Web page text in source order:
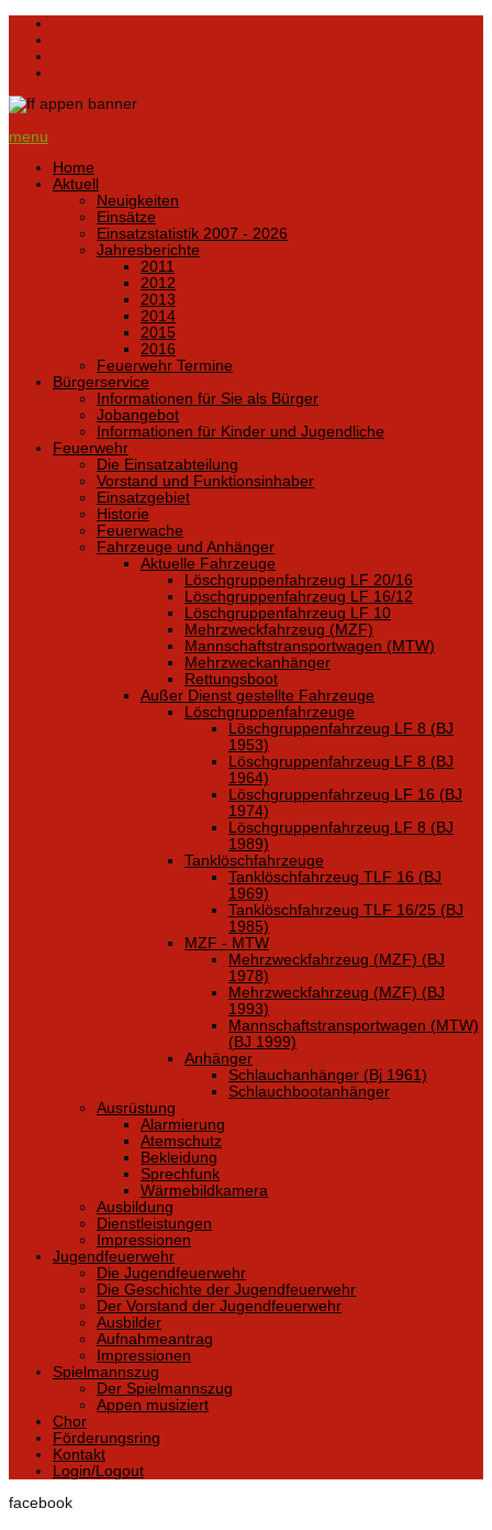
menu
Home
Aktuell
Neuigkeiten
Einsätze
Einsatzstatistik 2007 - 2026
Jahresberichte
2011
2012
2013
2014
2015
2016
Feuerwehr Termine
Bürgerservice
Informationen für Sie als Bürger
Jobangebot
Informationen für Kinder und Jugendliche
Feuerwehr
Die Einsatzabteilung
Vorstand und Funktionsinhaber
Einsatzgebiet
Historie
Feuerwache
Fahrzeuge und Anhänger
Aktuelle Fahrzeuge
Löschgruppenfahrzeug LF 20/16
Löschgruppenfahrzeug LF 16/12
Löschgruppenfahrzeug LF 10
Mehrzweckfahrzeug (MZF)
Mannschaftstransportwagen (MTW)
Mehrzweckanhänger
Rettungsboot
Außer Dienst gestellte Fahrzeuge
Löschgruppenfahrzeuge
Löschgruppenfahrzeug LF 8 (BJ
1953)
Löschgruppenfahrzeug LF 8 (BJ
1964)
Löschgruppenfahrzeug LF 16 (BJ
1974)
Löschgruppenfahrzeug LF 8 (BJ
1989)
Tanklöschfahrzeuge
Tanklöschfahrzeug TLF 16 (BJ
1969)
Tanklöschfahrzeug TLF 16/25 (BJ
1985)
MZF - MTW
Mehrzweckfahrzeug (MZF) (BJ
1978)
Mehrzweckfahrzeug (MZF) (BJ
1993)
Mannschaftstransportwagen (MTW)
(BJ 1999)
Anhänger
Schlauchanhänger (Bj 1961)
Schlauchbootanhänger
Ausrüstung
Alarmierung
Atemschutz
Bekleidung
Sprechfunk
Wärmebildkamera
Ausbildung
Dienstleistungen
Impressionen
Jugendfeuerwehr
Die Jugendfeuerwehr
Die Geschichte der Jugendfeuerwehr
Der Vorstand der Jugendfeuerwehr
Ausbilder
Aufnahmeantrag
Impressionen
Spielmannszug
Der Spielmannszug
Appen musiziert
Chor
Förderungsring
Kontakt
Login/Logout
facebook